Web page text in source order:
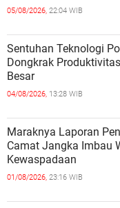
05/08/2026, 22:04 WIB
Sentuhan Teknologi
Dongkrak
Besar
04/08/2026, 13:28 WIB
Maraknya Laporan
Camat Jangka Imbau
Kewaspadaan
01/08/2026, 23:16 WIB